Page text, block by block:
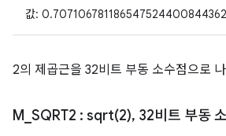
값:
2의 제곱근을 32비트 부동 소수점으로
M SQRT2 : sqrt(2), 32비트 부동